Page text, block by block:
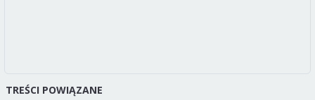
TREŚCI POWIĄZANE